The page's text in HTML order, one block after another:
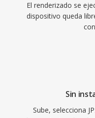
El renderizado se
dispositivo queda
Sin
Sube, selecciona